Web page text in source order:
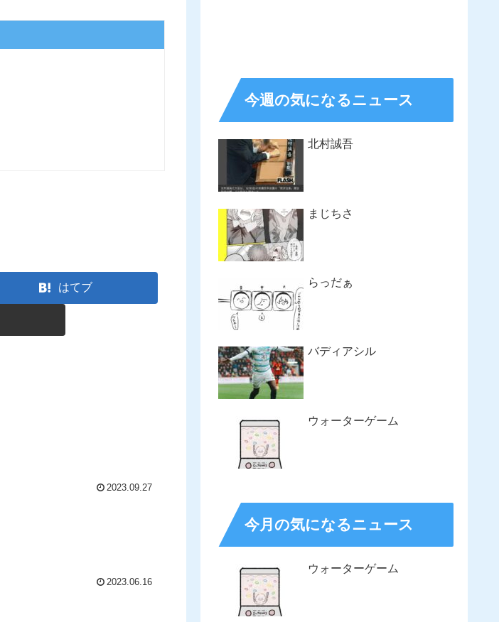
はてブ
2023.09.27
2023.06.16
今週の気になるニュース
北村誠吾
まじちさ
らっだぁ
バディアシル
ウォーターゲーム
今月の気になるニュース
ウォーターゲーム